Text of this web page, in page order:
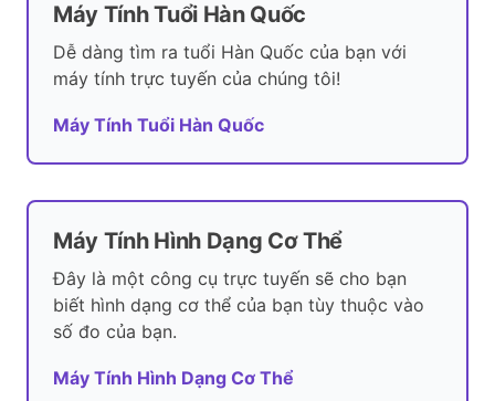
Máy Tính Tuổi Hàn Quốc
Dễ dàng tìm ra tuổi Hàn Quốc của bạn với
máy tính trực tuyến của chúng tôi!
Máy Tính Tuổi Hàn Quốc
Máy Tính Hình Dạng Cơ Thể
Đây là một công cụ trực tuyến sẽ cho bạn
biết hình dạng cơ thể của bạn tùy thuộc vào
số đo của bạn.
Máy Tính Hình Dạng Cơ Thể